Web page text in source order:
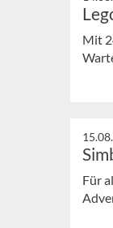
Mit
Für